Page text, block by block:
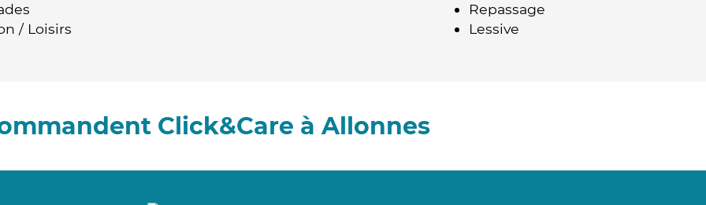
/ Loisirs
Repassage
Lessive
Click&Care à Allonnes